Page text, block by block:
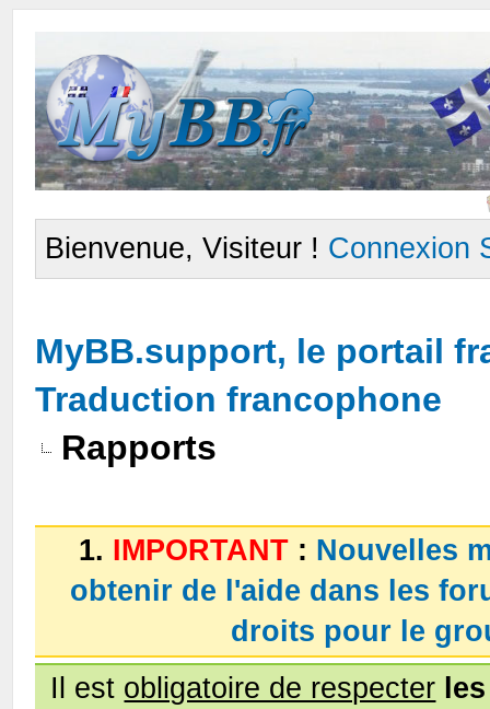
Bienvenue, Visiteur ! Connexion
MyBB.support, le portail
Traduction francophone
Rapports
1. IMPORTANT : Nouvelles
obtenir de l'aide dans les
droits pour le
Il est obligatoire de respecter